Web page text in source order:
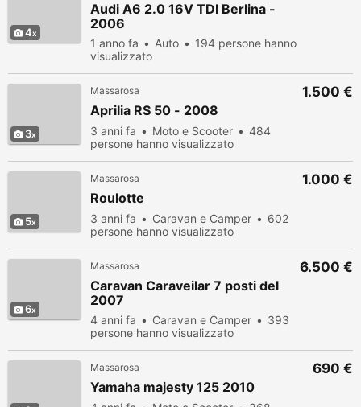
4
Audi A6 2.0 16V TDI Berlina -
2006
1 anno fa Auto
194 persone hanno
visualizzato
3
Massarosa
Aprilia RS 50 - 2008
3 anni fa Moto e Scooter
484
persone hanno visualizzato
1.500 €
5
Massarosa
Roulotte
3 anni fa Caravan e Camper
602
persone hanno visualizzato
1.000 €
6
Massarosa
Caravan Caraveilar 7 posti del
2007
4 anni fa Caravan e Camper
393
persone hanno visualizzato
6.500 €
Massarosa
Yamaha majesty 125 2010
690 €